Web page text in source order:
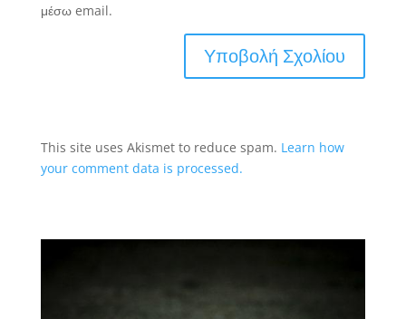
μέσω email.
This site uses Akismet to reduce spam. Learn how
your comment data is processed.